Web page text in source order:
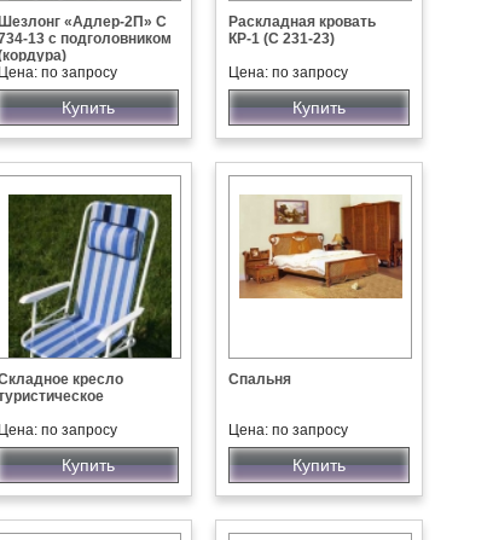
Шезлонг «Адлер-2П» С
13 с подголовником
Цена: по запросу
Купить
Раскладная кровать
КР-1 (С 231-23)
Цена: по запросу
Купить
кресло
Цена: по запросу
Купить
Спальня
Цена: по запросу
Купить